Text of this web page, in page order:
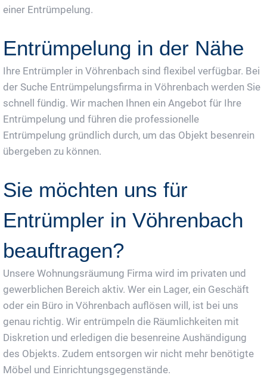
einer Entrümpelung.
Entrümpelung in der Nähe
Ihre Entrümpler in Vöhrenbach sind flexibel verfügbar. Bei
der Suche Entrümpelungsfirma in Vöhrenbach werden Sie
schnell fündig. Wir machen Ihnen ein Angebot für Ihre
Entrümpelung und führen die professionelle
Entrümpelung gründlich durch, um das Objekt besenrein
übergeben zu können.
Sie möchten uns für
Entrümpler in Vöhrenbach
beauftragen?
Unsere Wohnungsräumung Firma wird im privaten und
gewerblichen Bereich aktiv. Wer ein Lager, ein Geschäft
oder ein Büro in Vöhrenbach auflösen will, ist bei uns
genau richtig. Wir entrümpeln die Räumlichkeiten mit
Diskretion und erledigen die besenreine Aushändigung
des Objekts. Zudem entsorgen wir nicht mehr benötigte
Möbel und Einrichtungsgegenstände.